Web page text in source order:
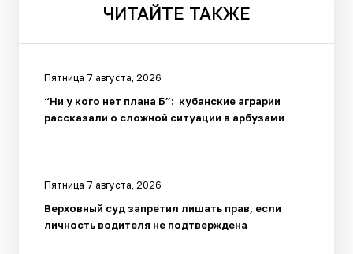
ЧИТАЙТЕ ТАКЖЕ
Пятница 7 августа, 2026
“Ни у кого нет плана Б”: кубанские аграрии
рассказали о сложной ситуации в арбузами
Пятница 7 августа, 2026
Верховный суд запретил лишать прав, если
личность водителя не подтверждена